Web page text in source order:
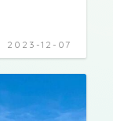
2023-12-07